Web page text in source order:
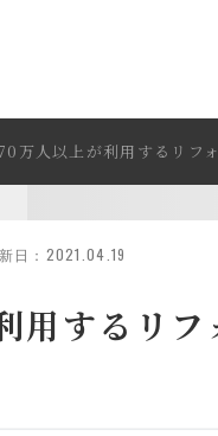
万人以上が利用するリフ
日：2021.04.19
用するリフ